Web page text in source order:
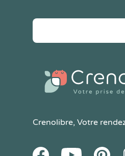
Crenolibre, Votre
FacebookYoutube